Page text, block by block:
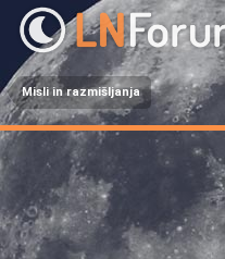
Misli in razmišljanja